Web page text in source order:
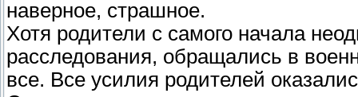
наверное, страшное.
Хотя родители с самого начала
расследования, обращались в
все. Все усилия родителей